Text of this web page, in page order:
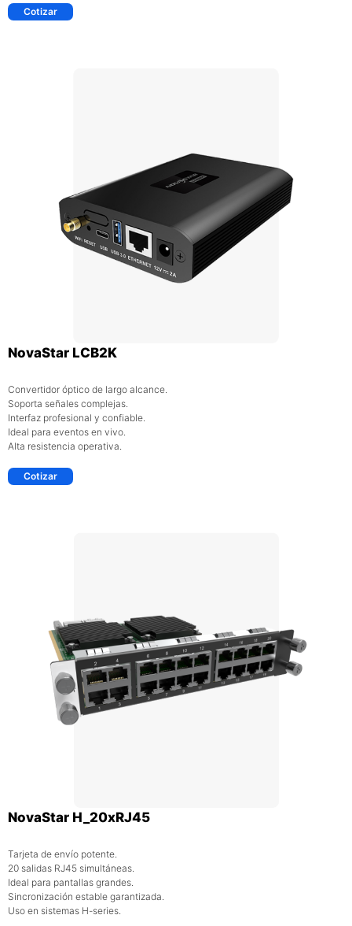
Cotizar
NovaStar LCB2K
Convertidor óptico de largo alcance.
Soporta señales complejas.
Interfaz profesional y confiable.
Ideal para eventos en vivo.
Alta resistencia operativa.
Cotizar
NovaStar H_20xRJ45
Tarjeta de envío potente.
20 salidas RJ45 simultáneas.
Ideal para pantallas grandes.
Sincronización estable garantizada.
Uso en sistemas H-series.